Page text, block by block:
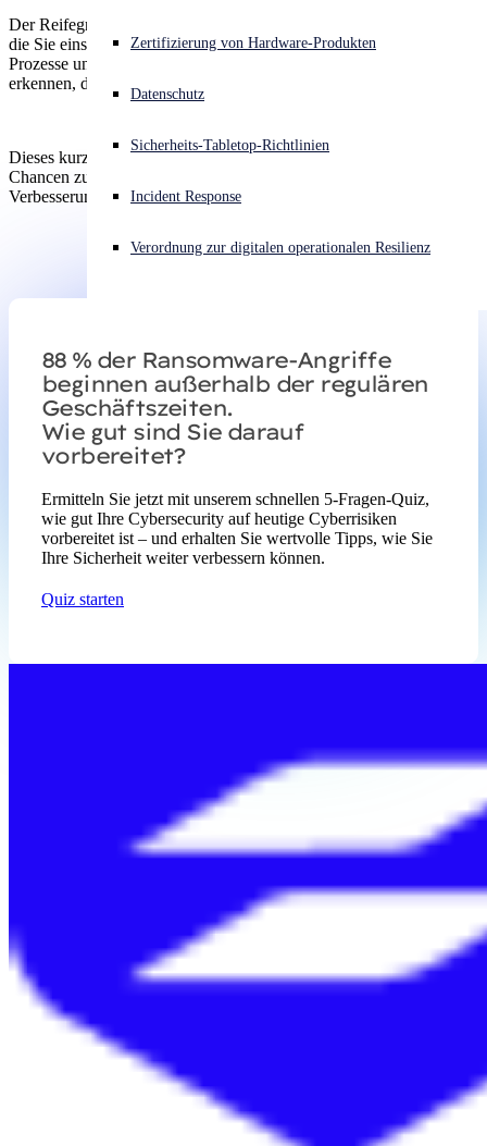
Akuter Cyberangriff? Fordern Sie Sofort-Hilfe an
Anmelden
Deutsch Open language switcher
Zertifizierung von Hardware-Produkten
Datenschutz
Sicherheits-Tabletop-Richtlinien
Incident Response
Verordnung zur digitalen operationalen Resilienz
Der Reifegrad Ihrer Cybersecurity hängt nicht nur von den Tools ab,
die Sie einsetzen. Es geht darum, wie gut Ihre Mitarbeitenden,
Prozesse und Technologien zusammenarbeiten, um Bedrohungen zu
erkennen, darauf zu reagieren und die Folgen zu beseitigen.
Dieses kurze Quiz hilft Ihnen, Ihr aktuelles Programm zu bewerten,
Chancen zur Weiterentwicklung zu identifizieren und Tipps zur
Verbesserung Ihrer Abwehrmaßnahmen zu erhalten.
88 % der Ransomware-Angriffe
beginnen außerhalb der regulären
Geschäftszeiten.
Wie gut sind Sie darauf
vorbereitet?
Ermitteln Sie jetzt mit unserem schnellen 5‑Fragen‑Quiz,
wie gut Ihre Cybersecurity auf heutige Cyberrisiken
vorbereitet ist – und erhalten Sie wertvolle Tipps, wie Sie
Ihre Sicherheit weiter verbessern können.
Quiz starten